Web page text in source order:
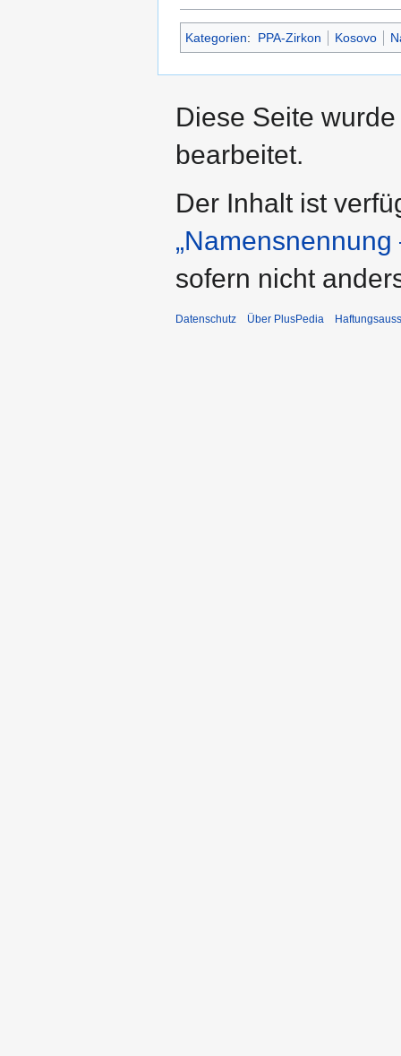
Kategorien: PPA-Zirkon Kosovo
Diese Seite
bearbeitet.
Der Inhalt ist
sofern nicht
Datenschutz Über PlusPedia